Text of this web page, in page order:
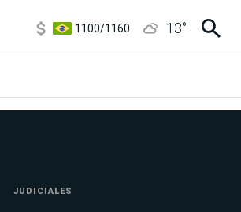
3,8/4
13°
JUDICIALES